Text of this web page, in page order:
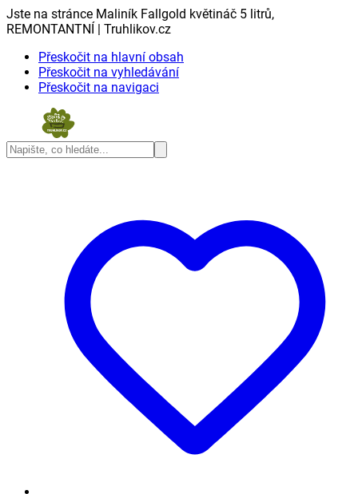
Jste na stránce Maliník Fallgold květináč 5 litrů,
REMONTANTNÍ | Truhlikov.cz
Přeskočit na hlavní obsah
Přeskočit na vyhledávání
Přeskočit na navigaci